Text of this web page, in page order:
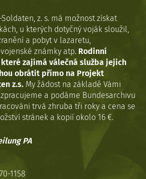
z. s. má možnost získat
u kterých dotyčný voják sloužil,
a pobyt v lazaretu,
známky atp. Rodinní
zajímá válečná služba jejich
obrátit přímo na Projekt
z.s. My žádost na základě Vámi
a podáme Bundesarchivu
trvá zhruba tři roky a cena se
stránek a kopií okolo 16 €.
PA
1158